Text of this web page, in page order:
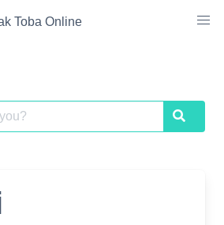
Toba Online
Search